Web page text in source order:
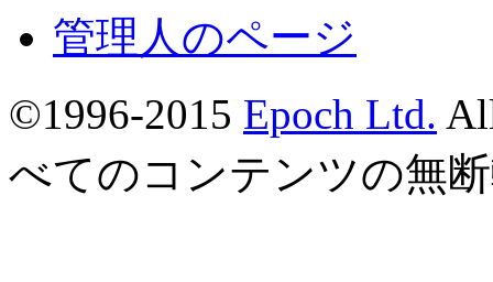
管理人のページ
©1996-2015 Epoch Ltd.
べてのコンテンツの無